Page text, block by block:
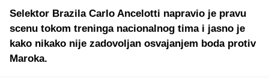
Selektor Brazila Carlo Ancelotti napravio je pravu
scenu tokom treninga nacionalnog tima i jasno je
kako nikako nije zadovoljan osvajanjem boda protiv
Maroka.